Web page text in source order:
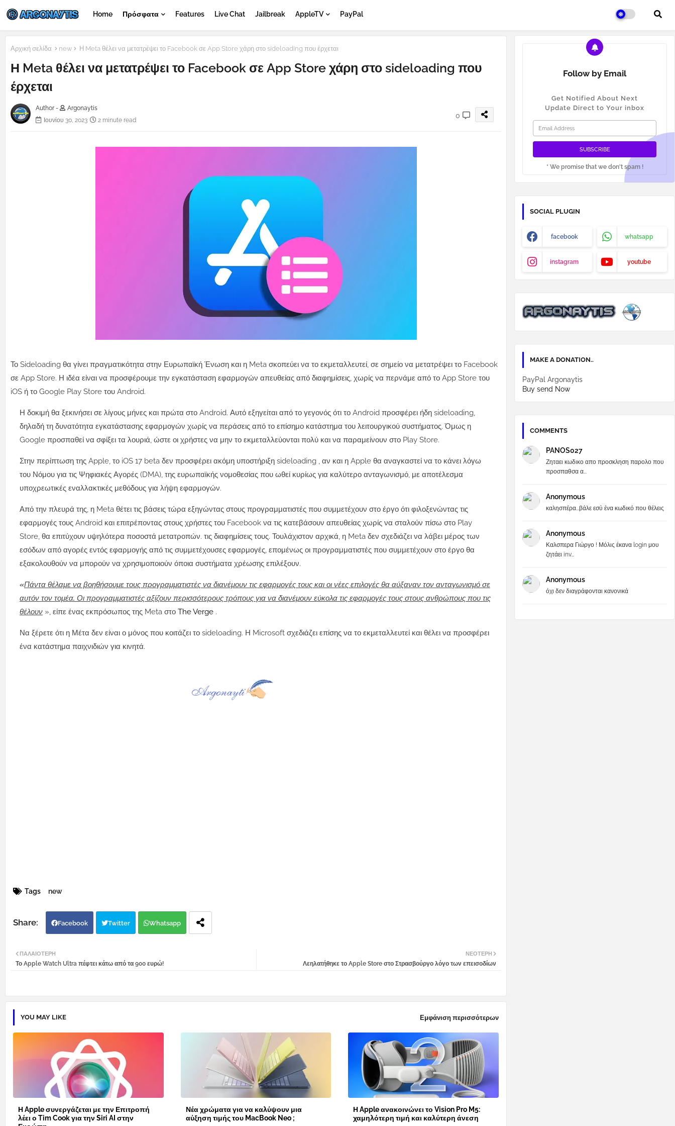
Home Πρόσφατα Features Live Chat Jailbreak AppleTV PayPal
Αρχική σελίδα new Η Meta θέλει να μετατρέψει το Facebook σε App Store χάρη στο sideloading που έρχεται
Η Meta θέλει να μετατρέψει το Facebook σε App Store χάρη στο sideloading που
έρχεται
Author -
Argonaytis
Ιουνίου 30, 2023
2 minute read
0
Το Sideloading θα γίνει πραγματικότητα στην Ευρωπαϊκή Ένωση και η Meta σκοπεύει να το εκμεταλλευτεί, σε σημείο να μετατρέψει το Facebook
σε App Store. Η ιδέα είναι να προσφέρουμε την εγκατάσταση εφαρμογών απευθείας από διαφημίσεις, χωρίς να περνάμε από το App Store του
iOS ή το Google Play Store του Android.
Η δοκιμή θα ξεκινήσει σε λίγους μήνες και πρώτα στο Android. Αυτό εξηγείται από το γεγονός ότι το Android προσφέρει ήδη sideloading,
δηλαδή τη δυνατότητα εγκατάστασης εφαρμογών χωρίς να περάσεις από το επίσημο κατάστημα του λειτουργικού συστήματος. Όμως η
Google προσπαθεί να σφίξει τα λουριά, ώστε οι χρήστες να μην το εκμεταλλεύονται πολύ και να παραμείνουν στο Play Store.
Στην περίπτωση της Apple, το iOS 17 beta δεν προσφέρει ακόμη υποστήριξη sideloading , αν και η Apple θα αναγκαστεί να το κάνει λόγω
του Νόμου για τις Ψηφιακές Αγορές (DMA), της ευρωπαϊκής νομοθεσίας που ωθεί κυρίως για καλύτερο ανταγωνισμό, με αποτέλεσμα
υποχρεωτικές εναλλακτικές μεθόδους για λήψη εφαρμογών.
Από την πλευρά της, η Meta θέτει τις βάσεις τώρα εξηγώντας στους προγραμματιστές που συμμετέχουν στο έργο ότι φιλοξενώντας τις
εφαρμογές τους Android και επιτρέποντας στους χρήστες του Facebook να τις κατεβάσουν απευθείας χωρίς να σταλούν πίσω στο Play
Store, θα επιτύχουν υψηλότερα ποσοστά μετατροπών. τις διαφημίσεις τους. Τουλάχιστον αρχικά, η Meta δεν σχεδιάζει να λάβει μέρος των
εσόδων από αγορές εντός εφαρμογής από τις συμμετέχουσες εφαρμογές, επομένως οι προγραμματιστές που συμμετέχουν στο έργο θα
εξακολουθούν να μπορούν να χρησιμοποιούν όποια συστήματα χρέωσης επιλέξουν.
«Πάντα θέλαμε να βοηθήσουμε τους προγραμματιστές να διανέμουν τις εφαρμογές τους και οι νέες επιλογές θα αύξαναν τον ανταγωνισμό σε
αυτόν τον τομέα. Οι προγραμματιστές αξίζουν περισσότερους τρόπους για να διανέμουν εύκολα τις εφαρμογές τους στους ανθρώπους που τις
θέλουν », είπε ένας εκπρόσωπος της Meta στο The Verge .
Να ξέρετε ότι η Μέτα δεν είναι ο μόνος που κοιτάζει το sideloading. Η Microsoft σχεδιάζει επίσης να το εκμεταλλευτεί και θέλει να προσφέρει
ένα κατάστημα παιχνιδιών για κινητά.
Tags new
Facebook Twitter Whatsapp
ΝΕΌΤΕΡΗ
Λεηλατήθηκε το Apple Store στο Στρασβούργο λόγο των επεισοδίων
ΠΑΛΑΙΌΤΕΡΗ
Το Apple Watch Ultra πέφτει κάτω από τα 900 ευρώ!
YOU MAY LIKE Εμφάνιση περισσότερων
Η Apple συνεργάζεται με την Επιτροπή
λέει ο Tim Cook για την Siri AI στην
Νέα χρώματα για να καλύψουν μια
αύξηση τιμής του MacBook Neo ;
Η Apple ανακοινώνει το Vision Pro M5:
χαμηλότερη τιμή και καλύτερη άνεση
Follow by Email
Get Notified About Next
Update Direct to Your inbox
* We promise that we don't spam !
SOCIAL PLUGIN
facebook whatsapp
instagram youtube
MAKE A DONATION..
PayPal Argonaytis
Buy send Now
COMMENTS
PANOS027
Ζηταει κωδικο απο προσκληση παρολο που
προσπαθσα α...
Anonymous
καλησπέρα...βάλε εσύ ένα κωδικό που θέλεις
Anonymous
Καλσπερα Γιώργο ! Μόλις έκανα login μου
ζητάει inv...
Anonymous
όχι δεν διαγράφονται κανονικά